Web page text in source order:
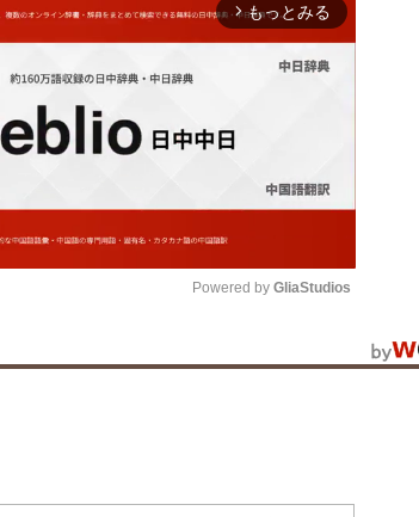
arrow_forward_ios もっとみる
Powered by GliaStudios